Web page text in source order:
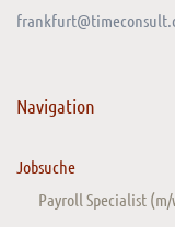
Navigation
Jobsuche
Payroll Specialist